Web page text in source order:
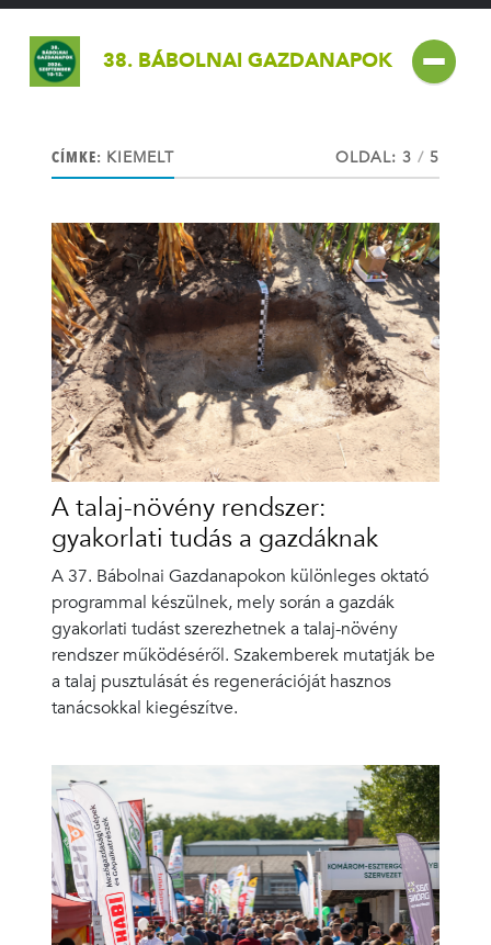
38. BÁBOLNAI GAZDANAPOK
CÍMKE: KIEMELT OLDAL: 3 / 5
A talaj-növény rendszer:
gyakorlati tudás a gazdáknak
A 37. Bábolnai Gazdanapokon különleges oktató
programmal készülnek, mely során a gazdák
gyakorlati tudást szerezhetnek a talaj-növény
rendszer működéséről. Szakemberek mutatják be
a talaj pusztulását és regenerációját hasznos
tanácsokkal kiegészítve.